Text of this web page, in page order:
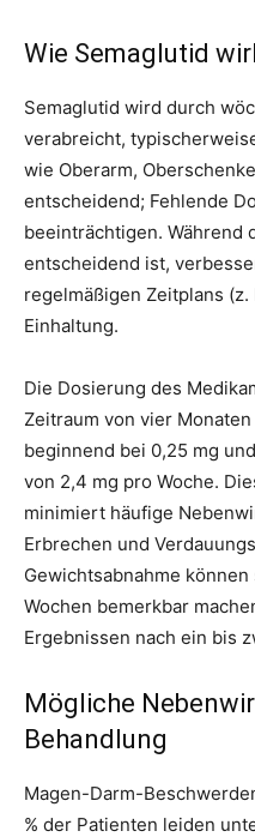
Wie Semaglutid
Semaglutid wird durch
verabreicht,
wie Oberarm,
entscheidend; Fehlende
beeinträchtigen. Während
entscheidend ist,
regelmäßigen Zeitplans
Einhaltung.
Die Dosierung des
Zeitraum von vier
beginnend bei 0,25 mg
von 2,4 mg pro Woche.
minimiert häufige
Erbrechen und
Gewichtsabnahme
Wochen bemerkbar
Ergebnissen nach ein bis
Mögliche
Behandlung
Magen-Darm-
% der Patienten leiden